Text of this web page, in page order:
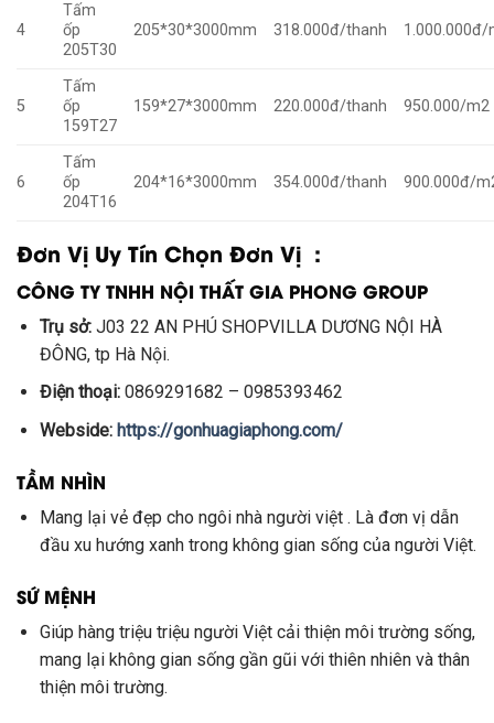
4
Tấm
ốp
205T30
205*30*3000mm 318.000đ/thanh 1.000.000đ/
5
Tấm
ốp
159T27
159*27*3000mm 220.000đ/thanh 950.000/m2
6
Tấm
ốp
204T16
204*16*3000mm 354.000đ/thanh 900.000đ/
Đơn Vị Uy Tín Chọn Đơn Vị :
CÔNG TY TNHH NỘI THẤT GIA PHONG GROUP
Trụ sở:J03 22 AN PHÚ SHOPVILLA DƯƠNG NỘI HÀ
ĐÔNG, tp Hà Nội.
Điện thoại:0869291682 – 0985393462
Webside: https://gonhuagiaphong.com/
TẦM NHÌN
Mang lại vẻ đẹp cho ngôi nhà người việt . Là đơn vị dẫn
đầu xu hướng xanh trong không gian sống của người Việt.
SỨ MỆNH
Giúp hàng triệu triệu người Việt cải thiện môi trường sống,
mang lại không gian sống gần gũi với thiên nhiên và thân
thiện môi trường.